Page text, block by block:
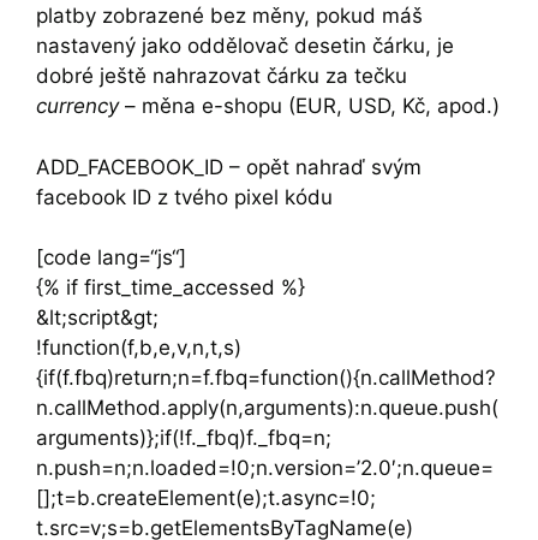
platby zobrazené bez měny, pokud máš
nastavený jako oddělovač desetin čárku, je
dobré ještě nahrazovat čárku za tečku
currency– měna e-shopu (EUR, USD, Kč, apod.)
ADD_FACEBOOK_ID – opět nahraď svým
facebook ID z tvého pixel kódu
[code lang=“js“]
{% if first_time_accessed %}
&lt;script&gt;
!function(f,b,e,v,n,t,s)
{if(f.fbq)return;n=f.fbq=function(){n.callMethod?
n.callMethod.apply(n,arguments):n.queue.push(
arguments)};if(!f._fbq)f._fbq=n;
n.push=n;n.loaded=!0;n.version=’2.0′;n.queue=
[];t=b.createElement(e);t.async=!0;
t.src=v;s=b.getElementsByTagName(e)